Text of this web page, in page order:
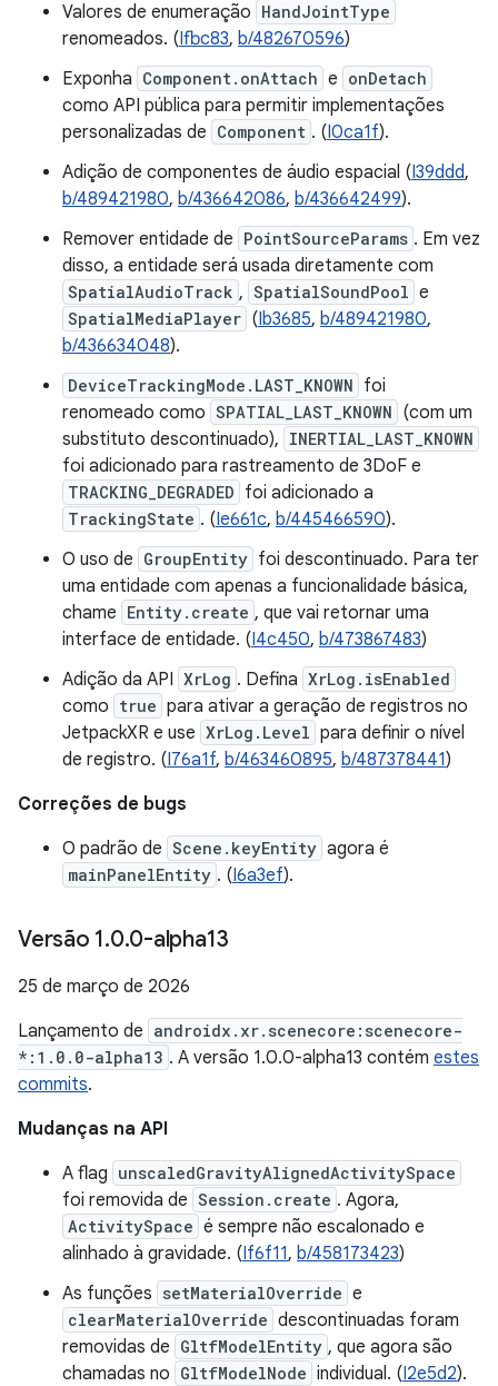
Valores de enumeração HandJointType
renomeados. (Ifbc83, b/482670596)
Exponha Component.onAttach e onDetach
como API pública para permitir implementações
personalizadas de Component . (I0ca1f).
Adição de componentes de áudio espacial (I39ddd,
b/489421980, b/436642086, b/436642499).
Remover entidade de PointSourceParams . Em vez
disso, a entidade será usada diretamente com
SpatialAudioTrack , SpatialSoundPool e
SpatialMediaPlayer (Ib3685, b/489421980,
b/436634048).
DeviceTrackingMode.LAST_KNOWN foi
renomeado como SPATIAL_LAST_KNOWN (com um
substituto descontinuado), INERTIAL_LAST_KNOWN
foi adicionado para rastreamento de 3DoF e
TRACKING_DEGRADED foi adicionado a
TrackingState . (Ie661c, b/445466590).
O uso de GroupEntity foi descontinuado. Para ter
uma entidade com apenas a funcionalidade básica,
chame Entity.create , que vai retornar uma
interface de entidade. (I4c450, b/473867483)
Adição da API XrLog . Defina XrLog.isEnabled
como true para ativar a geração de registros no
JetpackXR e use XrLog.Level para definir o nível
de registro. (I76a1f, b/463460895, b/487378441)
Correções de bugs
O padrão de Scene.keyEntity agora é
mainPanelEntity . (I6a3ef).
Versão 1.0.0-alpha13
25 de março de 2026
Lançamento de androidx.xr.scenecore:scenecore-
*:1.0.0-alpha13 . A versão 1.0.0-alpha13 contém estes
commits.
Mudanças na API
A flag unscaledGravityAlignedActivitySpace
foi removida de Session.create . Agora,
ActivitySpace é sempre não escalonado e
alinhado à gravidade. (If6f11, b/458173423)
As funções setMaterialOverride e
clearMaterialOverride descontinuadas foram
removidas de GltfModelEntity , que agora são
chamadas no GltfModelNode individual. (I2e5d2).